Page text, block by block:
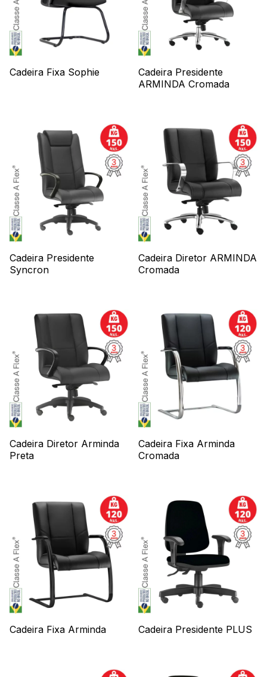
Cadeira Fixa Sophie
Cadeira Presidente
ARMINDA Cromada
Cadeira Presidente
Syncron
Cadeira Diretor ARMINDA
Cromada
Cadeira Diretor Arminda
Preta
Cadeira Fixa Arminda
Cromada
Cadeira Fixa Arminda Cadeira Presidente PLUS